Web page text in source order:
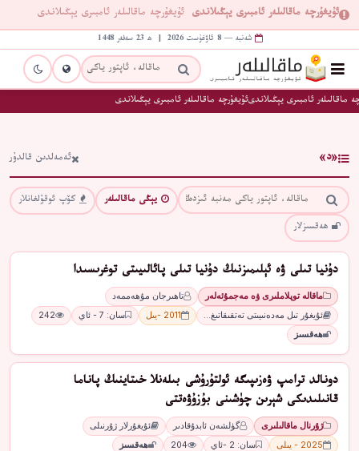
ئۇيغۇرچە ماقالىلەر ئامبىرى يېڭىلاندى ئۇيغۇرچە ماقالىلەر ئامبىرى يېڭىلاندى
شەنبە — 8 ئاۋغۇست 2026 | ھ 23 سەفەر 1448
ماقالىلەر ئامبىرى يېڭىلاندىئۇيغۇرچە ماقالىلەر ئامبىرى يېڭىلاندى
«د» ئەمەلدىن قالدۇر
يېڭى ماقالىلەر
كۆپ ئوقۇلغانلار
ھەقسىزلار
دۇنيا تىلى ۋە ئېلىمىزنىڭ دۇنيا تىلى پائالىيىتى توغرىسىدا
ماقالە توپلاملىرى ۋە مەجمۇئەلەر
تاھىرجان مۇھەممەد
ئۇيغۇر تىل مەدەنىيىتى تەتقىقاتىغ…
2011 -يىل سان: 7 - ئاي
242
ھەقسىز
دوﻧﺎﻟﺪ ﺗﺮاﻣﭗ ۋەزﯨﭙﯩﮕﻪ ﺋﻮﻟﺘﯘرۇﺷﻰ ﺑﯩﻠﻪﻧﻼ ﺧﯩﺘﺎﻳﻨﯩﯔ ﭘﺎﻧﺎﻣﺎ
ﻗﺎﻧﯩﻠﯩﺪﯨﻜﻰ ﺷﯧﺮﯨﻦ ﭼﯜﺷﯩﻨﻰ ﺑﯘزۇۋەﺗﺘﻰ
ژۇرنال ماقالىلىرى گۈلشەن ئابدۇقادىر
ئۇيغۇرلار ژۇرنىلى
2025 - يىلى
سان: 2 -ئاي 204 ھەقسىز